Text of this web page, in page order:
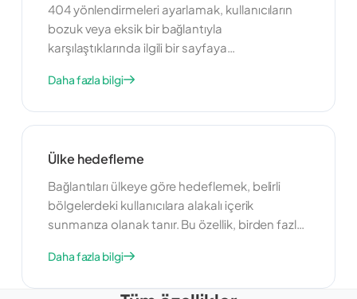
404 yönlendirmeleri ayarlamak, kullanıcıların
bozuk veya eksik bir bağlantıyla
karşılaştıklarında ilgili bir sayfaya
kullanıcı deneyimi sürdürmek ve kullanıcıların
önlemek için yararlıdır. 404 hatalarını
yönlendirebilir ve onları sitenizle etkileşimde
tutabilirsiniz.
Daha fazla bilgi
Ülke hedefleme
Bağlantıları ülkeye göre hedeflemek, belirli
bölgelerdeki kullanıcılara alakalı içerik
sunmanıza olanak tanır. Bu özellik, birden fazla
çabalarını farklı kitlelere göre uyarlamak
Daha fazla bilgi